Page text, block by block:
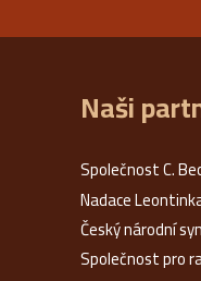
Naši
Společnost C.
Nadace
Český národní
Společnost pro